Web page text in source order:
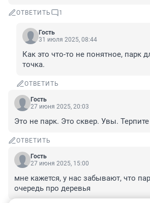
ОТВЕТИТЬ 1
Гость
31 июля 2025, 08:44
Как это что-то не понятное, парк
точка.
ОТВЕТИТЬ
Гость
27 июня 2025, 20:03
Это не парк. Это сквер. Увы.
ОТВЕТИТЬ
Гость
27 июня 2025, 15:00
мне кажется, у нас забывают, что
очередь про деревья